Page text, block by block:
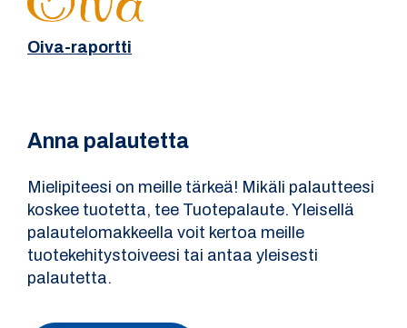
Oiva-raportti
Anna palautetta
Mielipiteesi on meille tärkeä! Mikäli palautteesi
koskee tuotetta, tee Tuotepalaute. Yleisellä
palautelomakkeella voit kertoa meille
tuotekehitystoiveesi tai antaa yleisesti
palautetta.